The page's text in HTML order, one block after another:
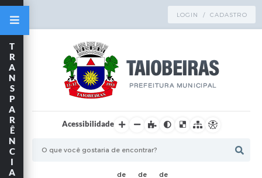
LOGIN / CADASTRO
Acessibilidade
T
R
A
N
S
P
A
R
Ê
N
C
I
A